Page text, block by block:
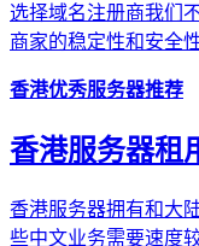
选择域名注册商我们
商家的稳定性和安全
香港优秀服务器推荐
香港服务器租
香港服务器拥有和大
些中文业务需要速度